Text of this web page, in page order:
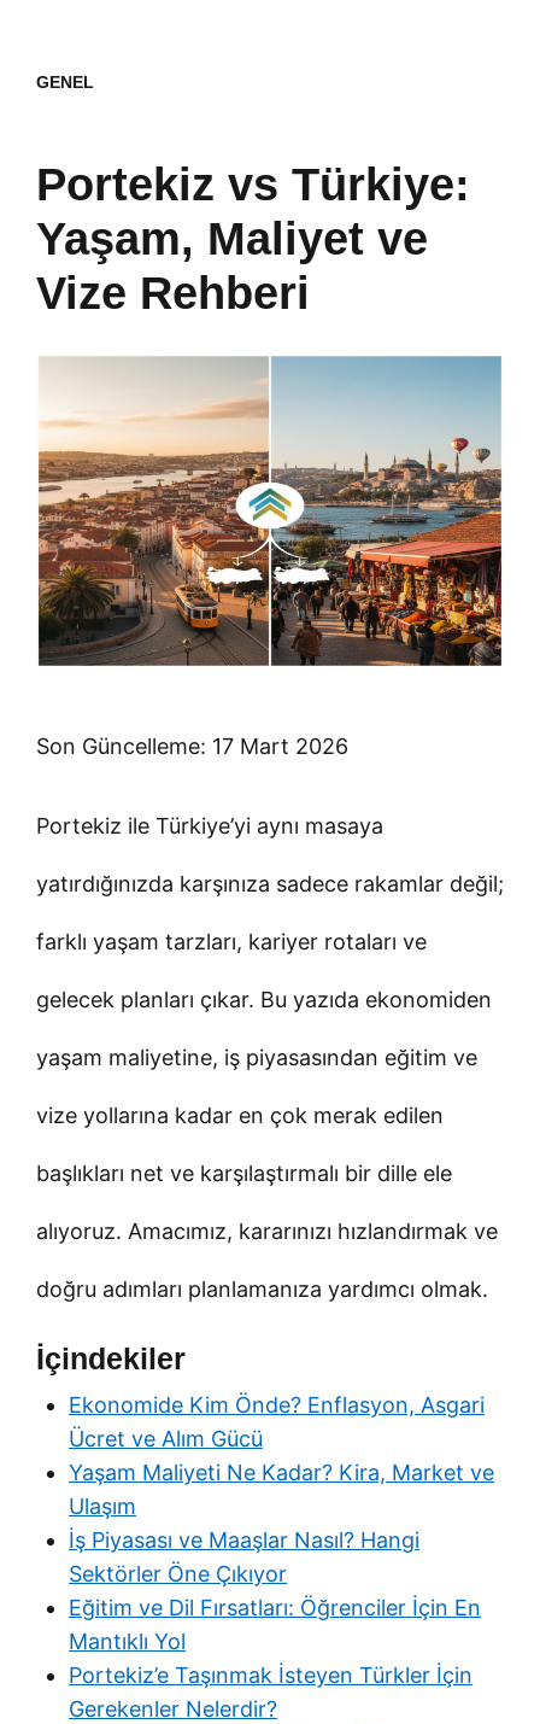
GENEL
Portekiz vs Türkiye:
Yaşam, Maliyet ve
Vize Rehberi
Son Güncelleme: 17 Mart 2026
Portekiz ile Türkiye’yi aynı masaya
yatırdığınızda karşınıza sadece rakamlar değil;
farklı yaşam tarzları, kariyer rotaları ve
gelecek planları çıkar. Bu yazıda ekonomiden
yaşam maliyetine, iş piyasasından eğitim ve
vize yollarına kadar en çok merak edilen
başlıkları net ve karşılaştırmalı bir dille ele
alıyoruz. Amacımız, kararınızı hızlandırmak ve
doğru adımları planlamanıza yardımcı olmak.
İçindekiler
Ekonomide Kim Önde? Enflasyon, Asgari
Ücret ve Alım Gücü
Yaşam Maliyeti Ne Kadar? Kira, Market ve
Ulaşım
İş Piyasası ve Maaşlar Nasıl? Hangi
Sektörler Öne Çıkıyor
Eğitim ve Dil Fırsatları: Öğrenciler İçin En
Mantıklı Yol
Portekiz’e Taşınmak İsteyen Türkler İçin
Gerekenler Nelerdir?